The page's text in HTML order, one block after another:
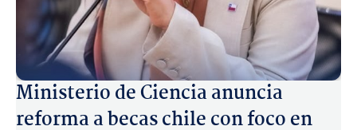
Ministerio de Ciencia anuncia
reforma a becas chile con foco en